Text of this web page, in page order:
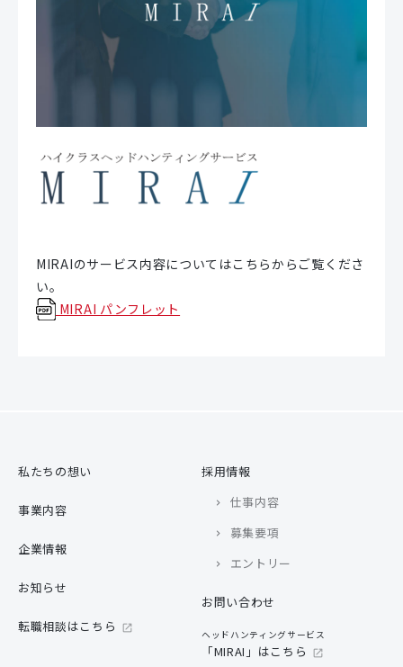
MIRAIのサービス内容についてはこちらからご覧くださ
い。
MIRAI パンフレット
私たちの想い
事業内容
企業情報
お知らせ
転職相談はこちら
採用情報
仕事内容
募集要項
エントリー
お問い合わせ
ヘッドハンティングサービス
「MIRAI」はこちら